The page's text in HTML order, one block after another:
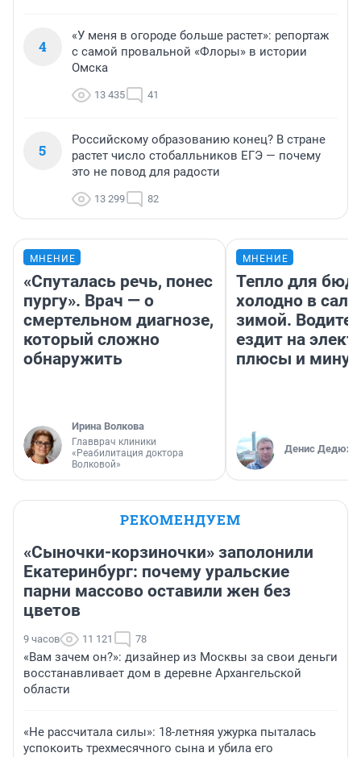
4
«У меня в огороде больше растет»: репортаж
с самой провальной «Флоры» в истории
Омска
13 435 41
5
Российскому образованию конец? В стране
растет число стобалльников ЕГЭ — почему
это не повод для радости
13 299 82
МНЕНИЕ
«Спуталась речь, понес
пургу». Врач — о
смертельном диагнозе,
который сложно
обнаружить
Ирина Волкова
Главврач клиники
«Реабилитация доктора
Волковой»
МНЕНИЕ
Тепло для
холодно в
зимой.
ездит на
плюсы и
Денис
РЕКОМЕНДУЕМ
«Сыночки-корзиночки» заполонили
Екатеринбург: почему уральские
парни массово оставили жен без
цветов
9 часов 11 121 78
«Вам зачем он?»: дизайнер из Москвы за свои деньги
восстанавливает дом в деревне Архангельской
области
«Не рассчитала силы»: 18-летняя ужурка пыталась
успокоить трехмесячного сына и убила его